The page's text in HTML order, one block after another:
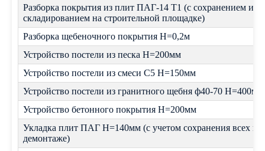
Разборка покрытия из плит ПАГ-14 Т1 (с сохранением и
складированием на строительной площадке)
Разборка щебеночного покрытия Н=0,2м
Устройство постели из песка Н=200мм
Устройство постели из смеси С5 Н=150мм
Устройство постели из гранитного щебня ф40-70
Устройство бетонного покрытия Н=200мм
Укладка плит ПАГ Н=140мм (с учетом сохранения всех
демонтаже)